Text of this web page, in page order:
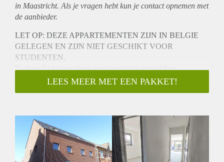
in Maastricht. Als je vragen hebt kun je contact opnemen met
de aanbieder.
LET OP: DEZE APPARTEMENTEN ZIJN IN BELGIE
GELEGEN EN ZIJN NIET GESCHIKT VOOR
STUDENTEN.
Te huur 2 tal luxe uiterst energiezuinige instapklare
NIEUWBOUW appartementen met 2 slaapkamers en tuin
gelegen aan de Maaseikersteenweg in Smeermaas (Lanaken)
Het betreffen een 2 tal gelijkvloers appartementen met tuin in
een klein complex van 4 wooneenheden. Aan de achterzijde
van het complex zijn er voor ieder appartement een 2 tal
privé parkeerplaatsen beschikbaar op een afgesloten terrein.
LEES MEER MET EEN PAKKET!